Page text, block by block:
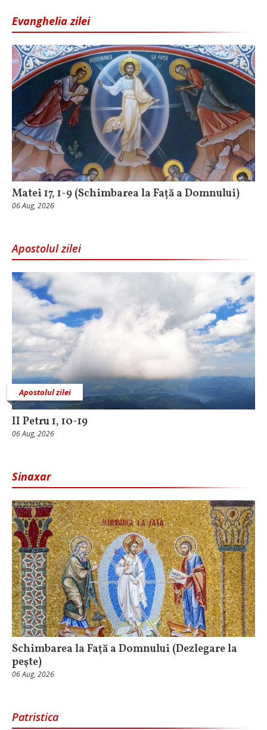
Evanghelia zilei
Matei 17, 1-9 (Schimbarea la Față a Domnului)
06 Aug, 2026
Apostolul zilei
Apostolul zilei
II Petru 1, 10-19
06 Aug, 2026
Sinaxar
Schimbarea la Faţă a Domnului (Dezlegare la
peşte)
06 Aug, 2026
Patristica